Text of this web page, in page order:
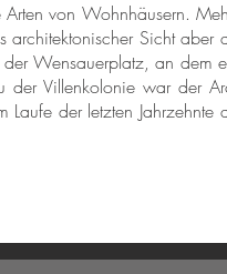
von Wohnhäusern.
architektonischer Sicht
Wensauerplatz, an dem
Villenkolonie war der
der letzten